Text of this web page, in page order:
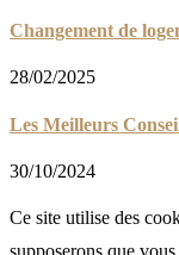
Changement de
28/02/2025
Les Meilleurs
30/10/2024
Ce site utilise des
supposerons que